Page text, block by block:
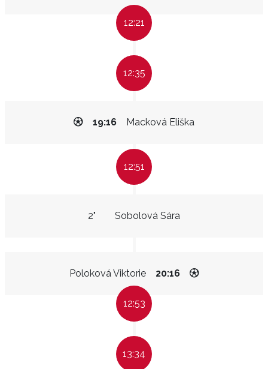
12:21
12:35
Macková Eliška
19:16
12:51
Sobolová Sára
2"
Poloková Viktorie 20:16
12:53
13:34